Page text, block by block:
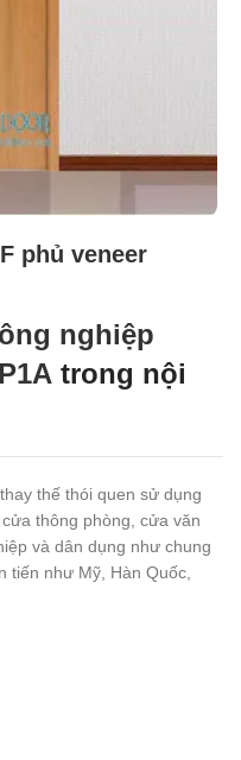
phủ veneer
nghiệp
trong nội
thế thói quen sử dụng
thông phòng, cửa văn
và dân dụng như chung
tiến như Mỹ, Hàn Quốc,